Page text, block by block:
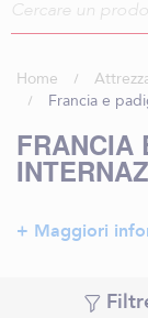
Home
Francia e
FRANCIA
+ Maggiori